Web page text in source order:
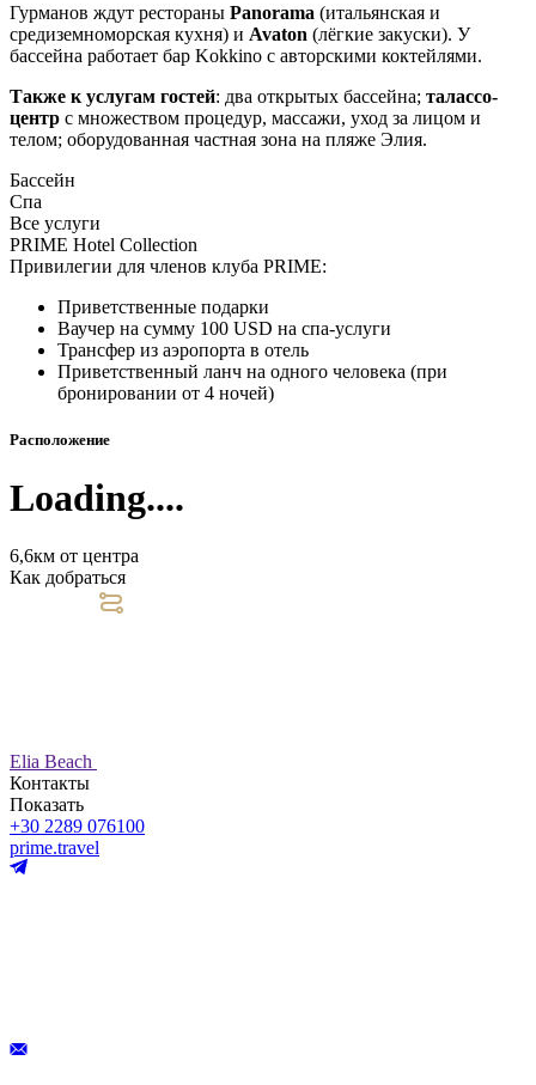
Гурманов ждут рестораны Panorama (итальянская и
средиземноморская кухня) и Avaton (лёгкие закуски). У
бассейна работает бар Kokkino с авторскими коктейлями.
Также к услугам гостей: два открытых бассейна; талассо-
центр с множеством процедур, массажи, уход за лицом и
телом; оборудованная частная зона на пляже Элия.
Бассейн
Спа
Все услуги
PRIME Hotel Collection
Привилегии для членов клуба PRIME:
Приветственные подарки
Ваучер на сумму 100 USD на спа-услуги
Трансфер из аэропорта в отель
Приветственный ланч на одного человека (при
бронировании от 4 ночей)
Расположение
Loading....
6,6км от центра
Как добраться
Elia Beach
Контакты
Показать
+30 2289 076100
prime.travel